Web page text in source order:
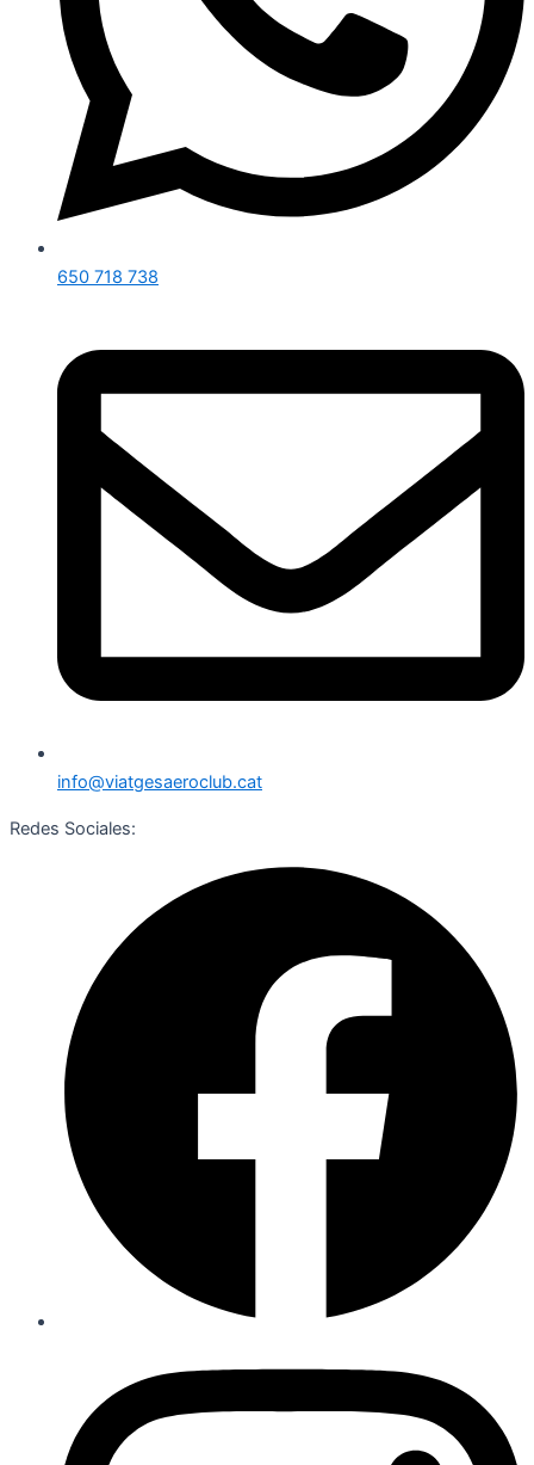
650 718 738
info@viatgesaeroclub.cat
Redes Sociales: